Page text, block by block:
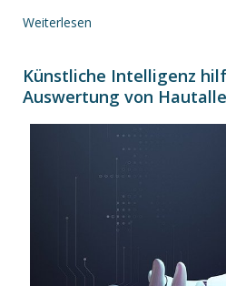
Weiterlesen
Künstliche Intelligenz
Auswertung von